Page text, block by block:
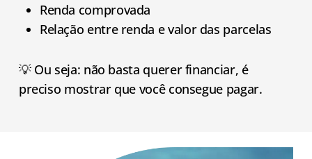
Renda comprovada
Relação entre renda e valor das parcelas
💡 Ou seja: não basta querer financiar, é
preciso mostrar que você consegue pagar.